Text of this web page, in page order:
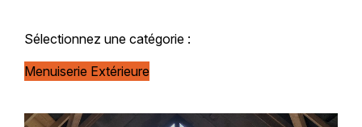
Sélectionnez une catégorie :
Menuiserie Extérieure